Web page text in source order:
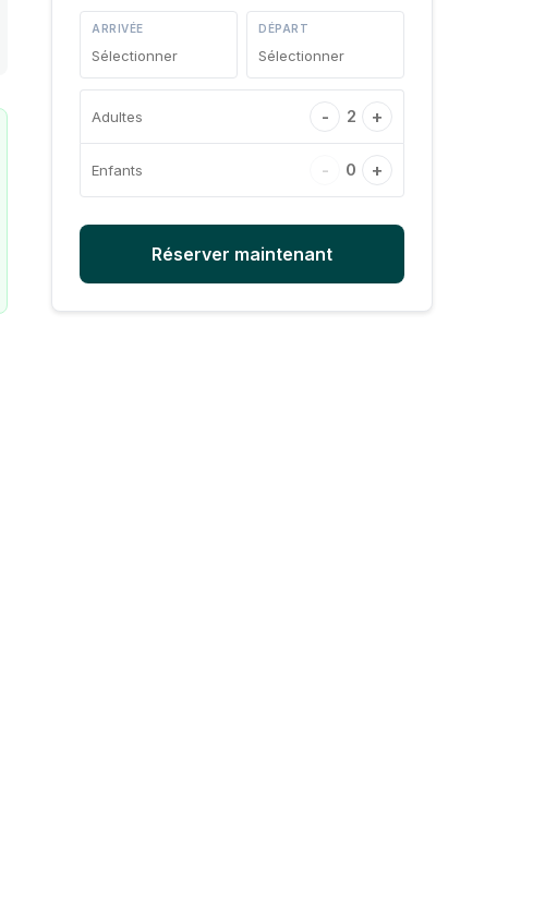
ARRIVÉE
Sélectionner
DÉPART
Sélectionner
Adultes - 2 +
Enfants - 0 +
Réserver maintenant